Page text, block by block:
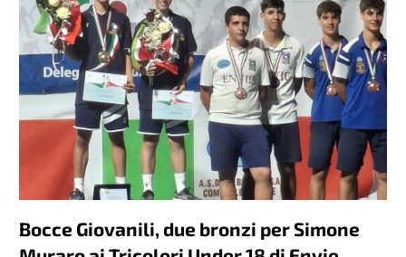
Bocce Giovanili, due bronzi per Simone